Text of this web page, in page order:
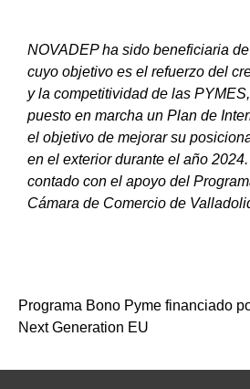
NOVADEP ha sido beneficiaria
cuyo objetivo es el refuerzo del
y la competitividad de las
puesto en marcha un Plan de
el objetivo de mejorar su
en el exterior durante el año
contado con el apoyo del
Cámara de Comercio de
Programa Bono Pyme financiado
Next Generation EU